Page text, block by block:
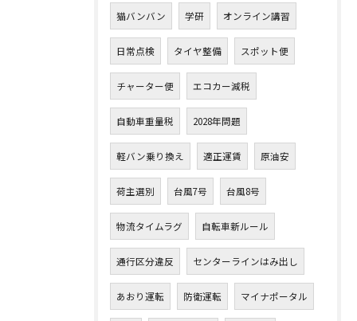
猫バンバン 学研 オンライン講習
日常点検 タイヤ整備 スポット便
チャーター便 エコカー減税
自動車重量税 2028年問題
軽バン乗り換え 適正運賃 原油安
荷主選別 台風7号 台風8号
物流タイムラグ 自転車新ルール
通行区分違反 センターラインはみ出し
あおり運転 防衛運転 マイナポータル